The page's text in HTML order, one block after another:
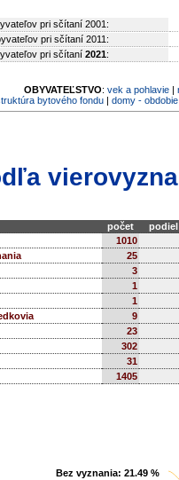
pri sčítaní 2001:
pri sčítaní 2011:
pri sčítaní 2021:
OBYVATEĽSTVO: vek a pohlavie |
bytového fondu| domy -
počet
podiel
1010
25
3
1
1
9
23
302
31
1405
Bez vyznania: 21.49 %
Bez vyznania: 21.49 %